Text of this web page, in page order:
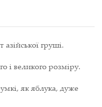
груші.
і великого розміру.
як яблука, дуже